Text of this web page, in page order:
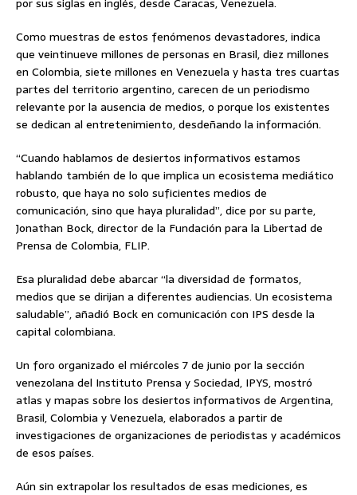
Como muestras de estos fenómenos devastadores, indica
que veintinueve millones de personas en Brasil, diez millones
en Colombia, siete millones en Venezuela y hasta tres cuartas
partes del territorio argentino, carecen de un periodismo
relevante por la ausencia de medios, o porque los existentes
se dedican al entretenimiento, desdeñando la información.
“Cuando hablamos de desiertos informativos estamos
hablando también de lo que implica un ecosistema mediático
robusto, que haya no solo suficientes medios de
comunicación, sino que haya pluralidad”, dice por su parte,
Jonathan Bock, director de la Fundación para la Libertad de
Prensa de Colombia, FLIP.
Esa pluralidad debe abarcar “la diversidad de formatos,
medios que se dirijan a diferentes audiencias. Un ecosistema
saludable”, añadió Bock en comunicación con IPS desde la
capital colombiana.
Un foro organizado el miércoles 7 de junio por la sección
venezolana del Instituto Prensa y Sociedad, IPYS, mostró
atlas y mapas sobre los desiertos informativos de Argentina,
Brasil, Colombia y Venezuela, elaborados a partir de
investigaciones de organizaciones de periodistas y académicos
de esos países.
Aún sin extrapolar los resultados de esas mediciones, es